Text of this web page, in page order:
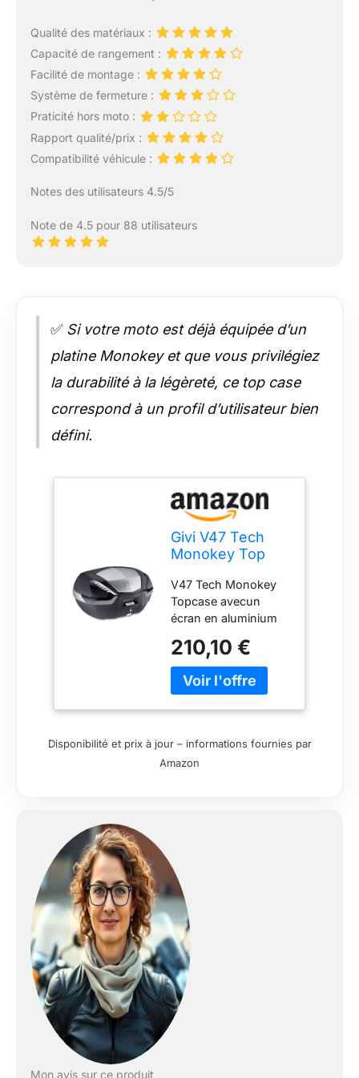
Qualité des matériaux :
Capacité de rangement :
Facilité de montage :
Système de fermeture :
Praticité hors moto :
Rapport qualité/prix :
Compatibilité véhicule :
Notes des utilisateurs 4.5/5
Note de 4.5 pour 88 utilisateurs
✅ Si votre moto est déjà équipée d’un
platine Monokey et que vous privilégiez
la durabilité à la légèreté, ce top case
correspond à un profil d’utilisateur bien
défini.
Givi V47 Tech
Monokey Top
47 L
V47 Tech Monokey
Topcase avecun
écran en aluminium
capacité max. de
chargement 10 kg
Nouveau Fabriqué en
55 x 46.6 x 30
210,10 €
Disponibilité et prix à jour – informations fournies par
Amazon
Mon avis sur ce produit